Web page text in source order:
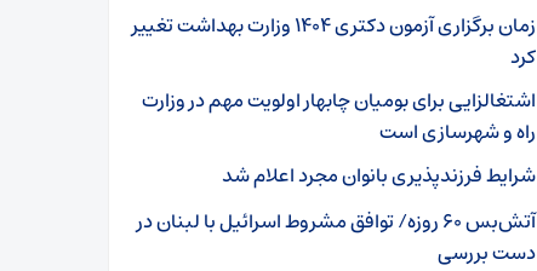
زمان برگزاری آزمون دکتری ۱۴۰۴ وزارت بهداشت تغییر
کرد
اشتغالزایی برای بومیان چابهار اولویت مهم در وزارت
راه و شهرسازی است
شرایط فرزندپذیری بانوان مجرد اعلام شد
آتش‌بس ۶۰ روزه/ توافق مشروط اسرائیل با لبنان در
دست بررسی